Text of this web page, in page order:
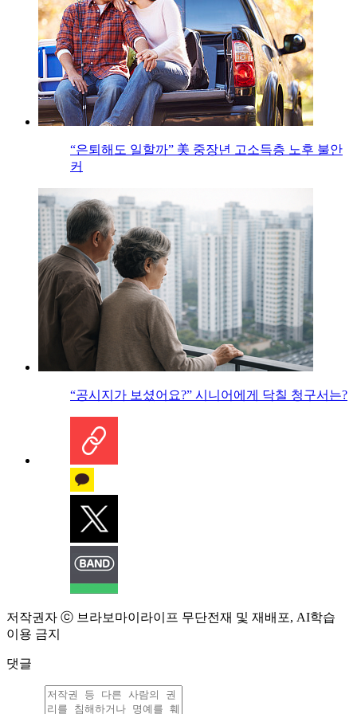
“은퇴해도 일할까” 美 중장년 고소득층 노후 불안
커
“공시지가 보셨어요?” 시니어에게 닥칠 청구서는?
저작권자 ⓒ 브라보마이라이프 무단전재 및 재배포, AI학습
이용 금지
댓글